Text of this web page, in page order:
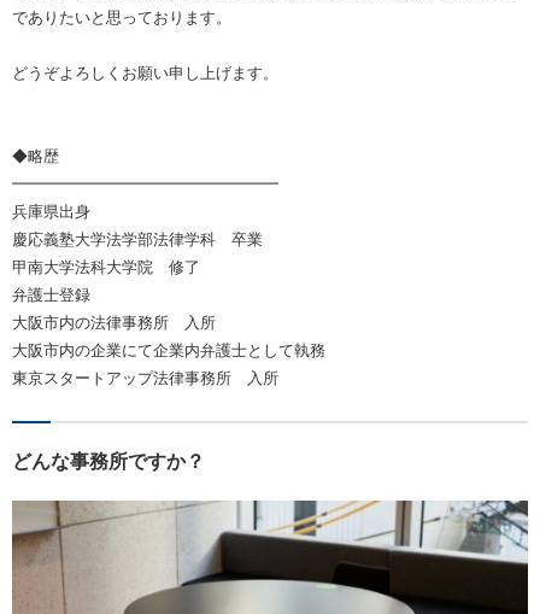
でありたいと思っております。
どうぞよろしくお願い申し上げます。
◆略歴
━━━━━━━━━━━━━━━━━
兵庫県出身
慶応義塾大学法学部法律学科 卒業
甲南大学法科大学院 修了
弁護士登録
大阪市内の法律事務所 入所
大阪市内の企業にて企業内弁護士として執務
東京スタートアップ法律事務所 入所
どんな事務所ですか？